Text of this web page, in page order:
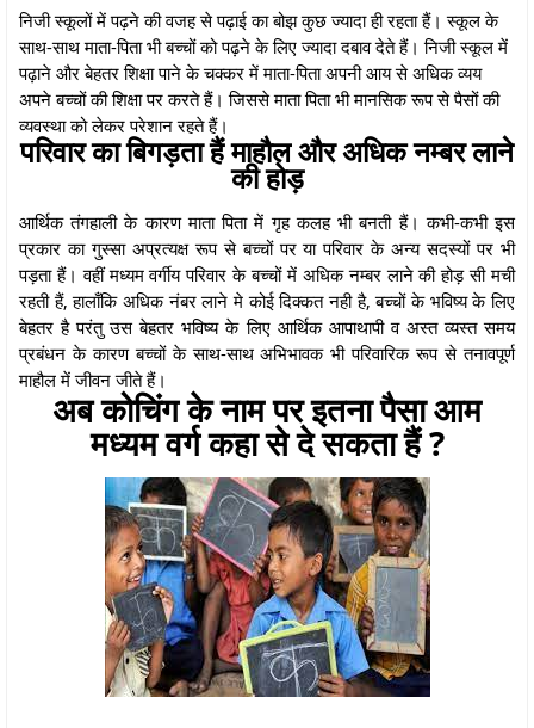
निजी स्कूलों में पढ़ने की वजह से पढ़ाई का बोझ कुछ ज्यादा ही रहता हैं। स्कूल के
साथ-साथ माता-पिता भी बच्चों को पढ़ने के लिए ज्यादा दबाव देते हैं। निजी स्कूल में
पढ़ाने और बेहतर शिक्षा पाने के चक्कर में माता-पिता अपनी आय से अधिक व्यय
अपने बच्चों की शिक्षा पर करते हैं। जिससे माता पिता भी मानसिक रूप से पैसों की
व्यवस्था को लेकर परेशान रहते हैं।
परिवार का बिगड़ता हैं माहौल और अधिक नम्बर लाने
की होड़
आर्थिक तंगहाली के कारण माता पिता में गृह कलह भी बनती हैं। कभी-कभी इस
प्रकार का गुस्सा अप्रत्यक्ष रूप से बच्चों पर या परिवार के अन्य सदस्यों पर भी
पड़ता हैं। वहीं मध्यम वर्गीय परिवार के बच्चों में अधिक नम्बर लाने की होड़ सी मची
रहती हैं, हालाँकि अधिक नंबर लाने मे कोई दिक्कत नही है, बच्चों के भविष्य के लिए
बेहतर है परंतु उस बेहतर भविष्य के लिए आर्थिक आपाथापी व अस्त व्यस्त समय
प्रबंधन के कारण बच्चों के साथ-साथ अभिभावक भी परिवारिक रूप से तनावपूर्ण
माहौल में जीवन जीते हैं।
अब कोचिंग के नाम पर इतना पैसा आम
मध्यम वर्ग कहा से दे सकता हैं ?